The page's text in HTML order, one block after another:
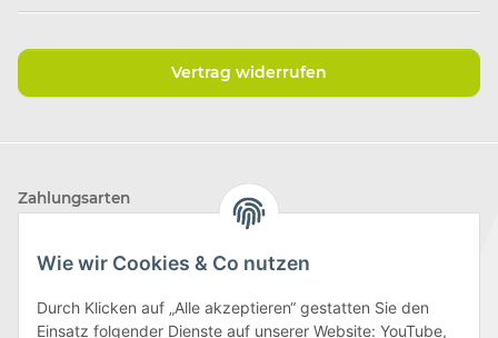
Wie wir Cookies & Co nutzen
Durch Klicken auf „Alle akzeptieren“ gestatten Sie den
Einsatz folgender Dienste auf unserer Website: YouTube,
Vertrag widerrufen
Zahlungsarten